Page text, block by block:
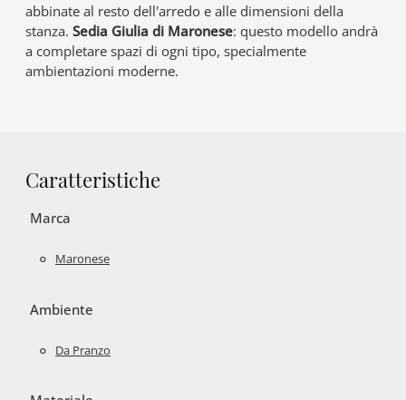
abbinate al resto dell'arredo e alle dimensioni della
stanza. Sedia Giulia di Maronese: questo modello andrà
a completare spazi di ogni tipo, specialmente
ambientazioni moderne.
Caratteristiche
Marca
Maronese
Ambiente
Da Pranzo